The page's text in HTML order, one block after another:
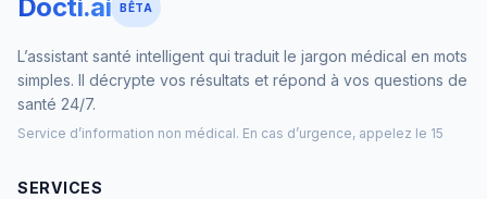
Docti.ai BÊTA
L’assistant santé intelligent qui traduit le jargon médical en mots
simples. Il décrypte vos résultats et répond à vos questions de
santé 24/7.
Service d’information non médical. En cas d’urgence, appelez le 15
SERVICES